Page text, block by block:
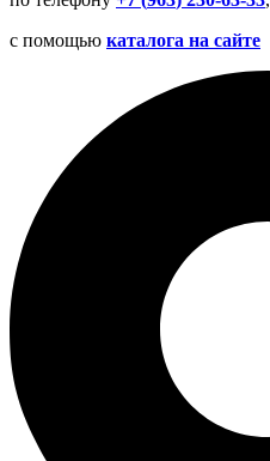
с помощью каталога на сайте